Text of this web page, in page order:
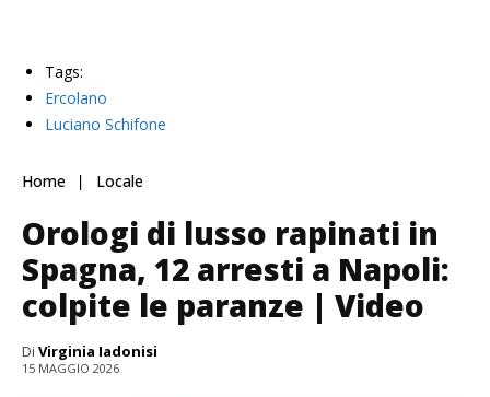
Tags:
Ercolano
Luciano Schifone
Home Locale
Orologi di lusso rapinati in
Spagna, 12 arresti a Napoli:
colpite le paranze | Video
Di Virginia Iadonisi
15 MAGGIO 2026